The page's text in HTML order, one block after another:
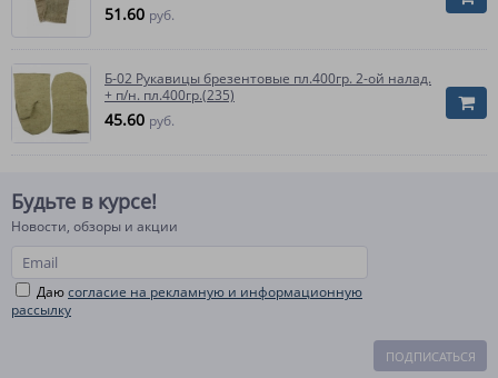
51.60 руб.
Б-02 Рукавицы брезентовые пл.400гр. 2-ой налад.
+ п/н. пл.400гр.(235)
45.60 руб.
Будьте в курсе!
Новости, обзоры и акции
Даюсогласие на рекламную и информационную
рассылку
ПОДПИСАТЬСЯ